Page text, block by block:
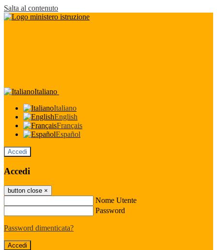
Salta al contenuto
Italiano
Italiano
English
Français
Español
Accedi
Accedi
button close ×
Nome Utente
Password
Password dimenticata?